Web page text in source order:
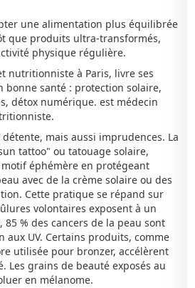
une alimentation plus équilibrée
que produits ultra-transformés,
physique régulière.
nutritionniste à Paris, livre ses
bonne santé : protection solaire,
détox numérique. est médecin
détente, mais aussi imprudences. La
tattoo" ou tatouage solaire,
éphémère en protégeant
avec de la crème solaire ou des
Cette pratique se répand sur
volontaires exposent à un
85 % des cancers de la peau sont
aux UV. Certains produits, comme
utilisée pour bronzer, accélèrent
Les grains de beauté exposés au
en mélanome.